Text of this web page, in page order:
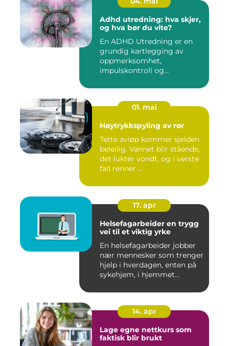
Adhd utredning: hva skjer,
og hva bør du vite?
En ADHD Utredning er en
grundig kartlegging av
oppmerksomhet,
impulskontroll og
01. mai
Høytrykkspyling av rør
Tette avløp kommer sjelden
beleilig. Vannet blir stående,
det lukter vondt, og i verste
fall renner ...
17. apr
Helsefagarbeider en trygg
vei til et viktig yrke
En helsefagarbeider jobber
nær mennesker som trenger
hjelp i hverdagen, enten på
sykehjem, i hjemmet...
14. apr
Lage egne nettkurs som
faktisk blir brukt